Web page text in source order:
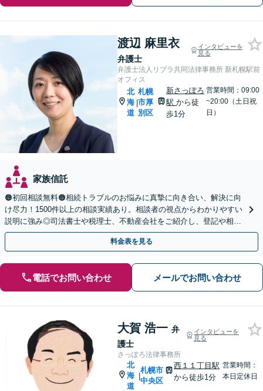
渡辺 麻里衣
弁護士
インタビューを
見る
弁護士法人リブラ共同法律事務所 新札幌駅前
オフィス
北
海
道
|
札幌
市厚
別区
新さっぽろ
駅から徒
歩1分
営業時間：09:00
~20:00（土日祝
日）
家族信託
🟠初回相談無料🟠相続トラブルのお悩みに真摯に向き合い、解決に向
け尽力！1500件以上の相談実績あり。相談者の視点からわかりやすい
説明に強み◎司法書士や税理士、不動産会社をご紹介し、登記や相続
税の申告までワンストップで対応【夜間相談可】
料金表を見る
電話でお問い合わせ メールでお問い合わせ
大賀 浩一 弁
護士
インタビューを
見る
さっぽろ法律事務所
北
海
道
|
札幌市
中央区
西１１丁目駅
から徒歩1分
営業時間：
本日定休日